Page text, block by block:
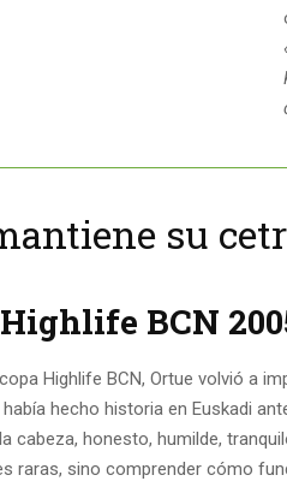
su
BCN
Highlife BCN, Ortue volvió a
hecho historia en Euskadi
cabeza, honesto, humilde,
raras, sino comprender cómo